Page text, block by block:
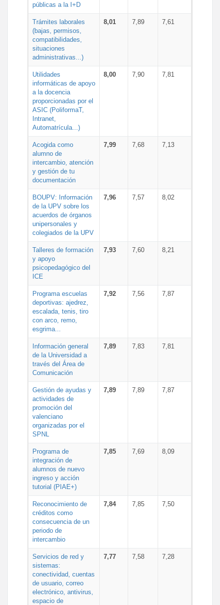
públicas a la I+D
Trámites laborales
(bajas, permisos,
compatibilidades,
situaciones
administrativas...)
8,01 7,89 7,61
Utilidades
informáticas de apoyo
a la docencia
proporcionadas por el
ASIC (PoliformaT,
Intranet,
Automatrícula...)
8,00 7,90 7,81
Acogida como
alumno de
intercambio, atención
y gestión de tu
documentación
7,99 7,68 7,13
BOUPV: Información
de la UPV sobre los
acuerdos de órganos
unipersonales y
colegiados de la UPV
7,96 7,57 8,02
Talleres de formación
y apoyo
psicopedagógico del
ICE
7,93 7,60 8,21
Programa escuelas
deportivas: ajedrez,
escalada, tenis, tiro
con arco, remo,
esgrima...
7,92 7,56 7,87
Información general
de la Universidad a
través del Área de
Comunicación
7,89 7,83 7,81
Gestión de ayudas y
actividades de
promoción del
valenciano
organizadas por el
SPNL
7,89 7,89 7,87
Programa de
integración de
alumnos de nuevo
ingreso y acción
tutorial (PIAE+)
7,85 7,69 8,09
Reconocimiento de
créditos como
consecuencia de un
periodo de
intercambio
7,84 7,85 7,50
Servicios de red y
sistemas:
conectividad, cuentas
de usuario, correo
electrónico, antivirus,
espacio de
7,77 7,58 7,28